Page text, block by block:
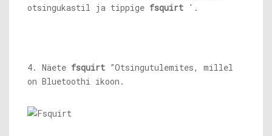
otsingukastil ja tippige fsquirt '.
4. Näete fsquirt ”Otsingutulemites, millel
on Bluetoothi ​​ikoon.